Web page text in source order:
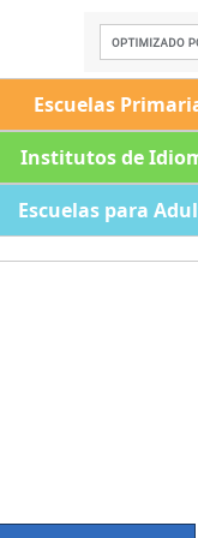
Escuelas
Institutos de
Escuelas para